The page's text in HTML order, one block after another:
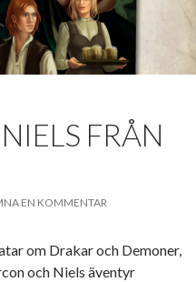
FRÅN
EN KOMMENTAR
om Drakar och Demoner,
och Niels äventyr